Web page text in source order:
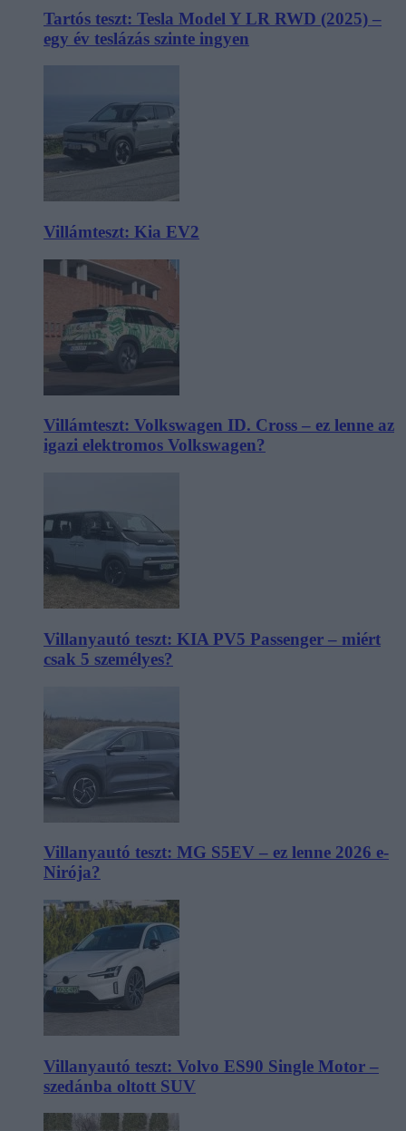
Tartós teszt: Tesla Model Y LR RWD (2025) –
egy év teslázás szinte ingyen
Villámteszt: Kia EV2
Villámteszt: Volkswagen ID. Cross – ez lenne az
igazi elektromos Volkswagen?
Villanyautó teszt: KIA PV5 Passenger – miért
csak 5 személyes?
Villanyautó teszt: MG S5EV – ez lenne 2026 e-
Nirója?
Villanyautó teszt: Volvo ES90 Single Motor –
szedánba oltott SUV